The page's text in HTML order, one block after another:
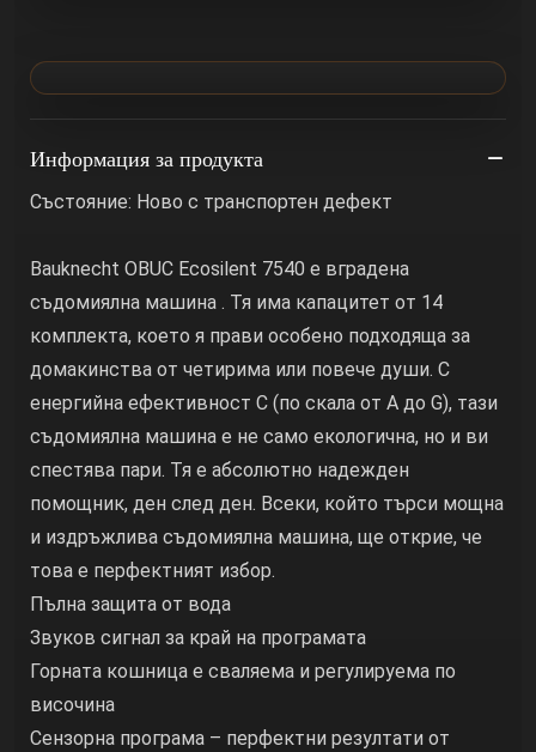
Информация за продукта
Състояние: Ново с транспортен дефект
Bauknecht OBUC Ecosilent 7540 е вградена
съдомиялна машина . Тя има капацитет от 14
комплекта, което я прави особено подходяща за
домакинства от четирима или повече души. С
енергийна ефективност C (по скала от A до G), тази
съдомиялна машина е не само екологична, но и ви
спестява пари. Тя е абсолютно надежден
помощник, ден след ден. Всеки, който търси мощна
и издръжлива съдомиялна машина, ще открие, че
това е перфектният избор.
Пълна защита от вода
Звуков сигнал за край на програмата
Горната кошница е сваляема и регулируема по
височина
Сензорна програма – перфектни резултати от